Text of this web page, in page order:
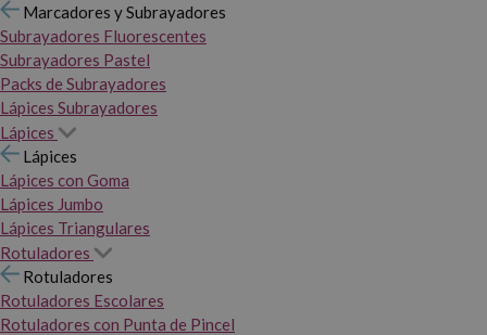
Marcadores y Subrayadores
Subrayadores Fluorescentes
Subrayadores Pastel
Packs de Subrayadores
Lápices Subrayadores
Lápices
Lápices
Lápices con Goma
Lápices Jumbo
Lápices Triangulares
Rotuladores
Rotuladores
Rotuladores Escolares
Rotuladores con Punta de Pincel